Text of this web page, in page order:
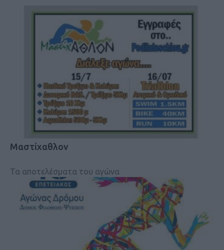
Μαστίχαθλον
Τα αποτελέσματα του αγώνα